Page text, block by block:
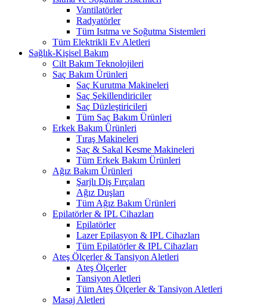
Vantilatörler
Radyatörler
Tüm Isıtma ve Soğutma Sistemleri
Tüm Elektrikli Ev Aletleri
Sağlık-Kişisel Bakım
Cilt Bakım Teknolojileri
Saç Bakım Ürünleri
Saç Kurutma Makineleri
Saç Şekillendiriciler
Saç Düzleştiricileri
Tüm Saç Bakım Ürünleri
Erkek Bakım Ürünleri
Tıraş Makineleri
Saç & Sakal Kesme Makineleri
Tüm Erkek Bakım Ürünleri
Ağız Bakım Ürünleri
Şarjlı Diş Fırçaları
Ağız Duşları
Tüm Ağız Bakım Ürünleri
Epilatörler & IPL Cihazları
Epilatörler
Lazer Epilasyon & IPL Cihazları
Tüm Epilatörler & IPL Cihazları
Ateş Ölçerler & Tansiyon Aletleri
Ateş Ölçerler
Tansiyon Aletleri
Tüm Ateş Ölçerler & Tansiyon Aletleri
Masaj Aletleri